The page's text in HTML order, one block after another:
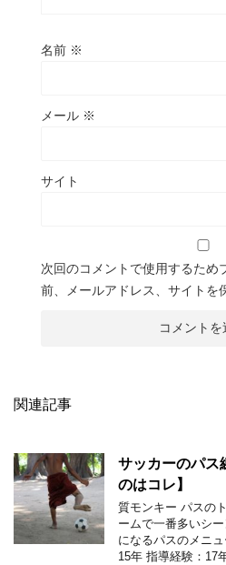
名前 ※
メール ※
サイト
次回のコメントで使用するため
前、メールアドレス、サイトを
関連記事
サッカーのパス
のはコレ】
質モンキー パスの
ームで一番多いシ
になるパスのメニ
15年 指導経験：17